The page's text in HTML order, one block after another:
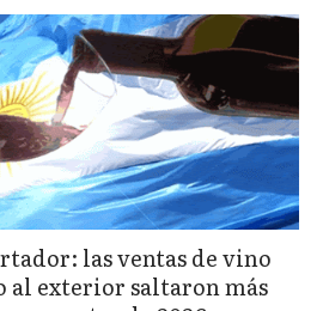
las ventas de vino
al exterior saltaron más